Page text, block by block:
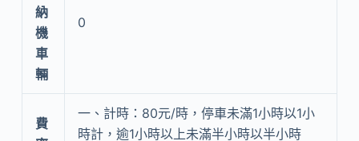
納
機
車
輛
0
費
一、計時：80元/時，停車未滿1小時以1小
時計，逾1小時以上未滿半小時以半小時